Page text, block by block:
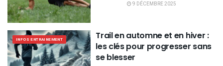
9 DÉCEMBRE 2025
INFOS ENTRAINEMENT
Trail en automne et en hiver :
les clés pour progresser sans
se blesser